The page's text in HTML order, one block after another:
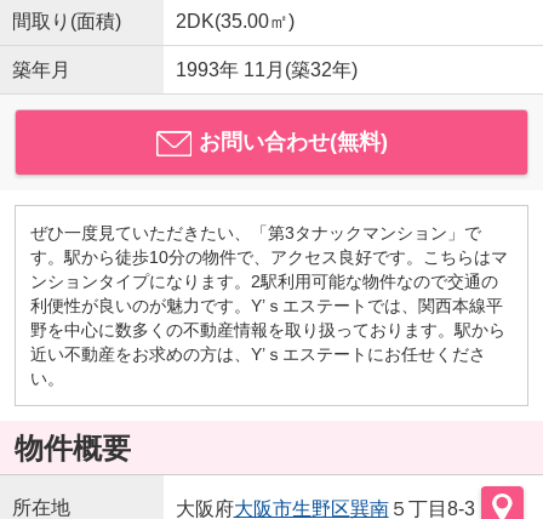
間取り(面積) 2DK(35.00㎡)
築年月 1993年 11月(築32年)
お問い合わせ(無料)
ぜひ一度見ていただきたい、「第3タナックマンション」で
す。駅から徒歩10分の物件で、アクセス良好です。こちらはマ
ンションタイプになります。2駅利用可能な物件なので交通の
利便性が良いのが魅力です。Y’ｓエステートでは、関西本線平
野を中心に数多くの不動産情報を取り扱っております。駅から
近い不動産をお求めの方は、Y’ｓエステートにお任せくださ
い。
物件概要
所在地 大阪府大阪市生野区巽南５丁目8-3